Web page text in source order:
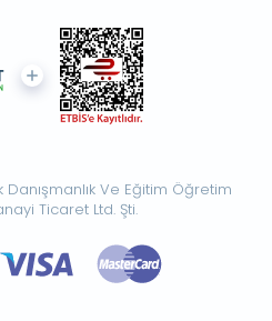
Danışmanlık Ve Eğitim Öğretim
Ticaret Ltd. Şti.